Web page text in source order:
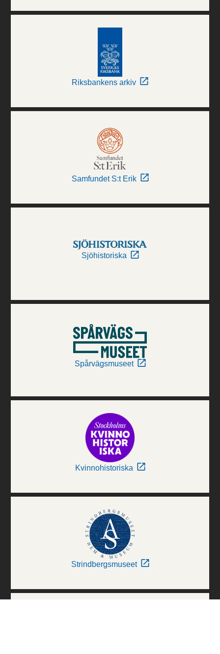
Riksbankens arkiv
Samfundet S:t Erik
Sjöhistoriska
Spårvägsmuseet
Kvinnohistoriska
Strindbergsmuseet